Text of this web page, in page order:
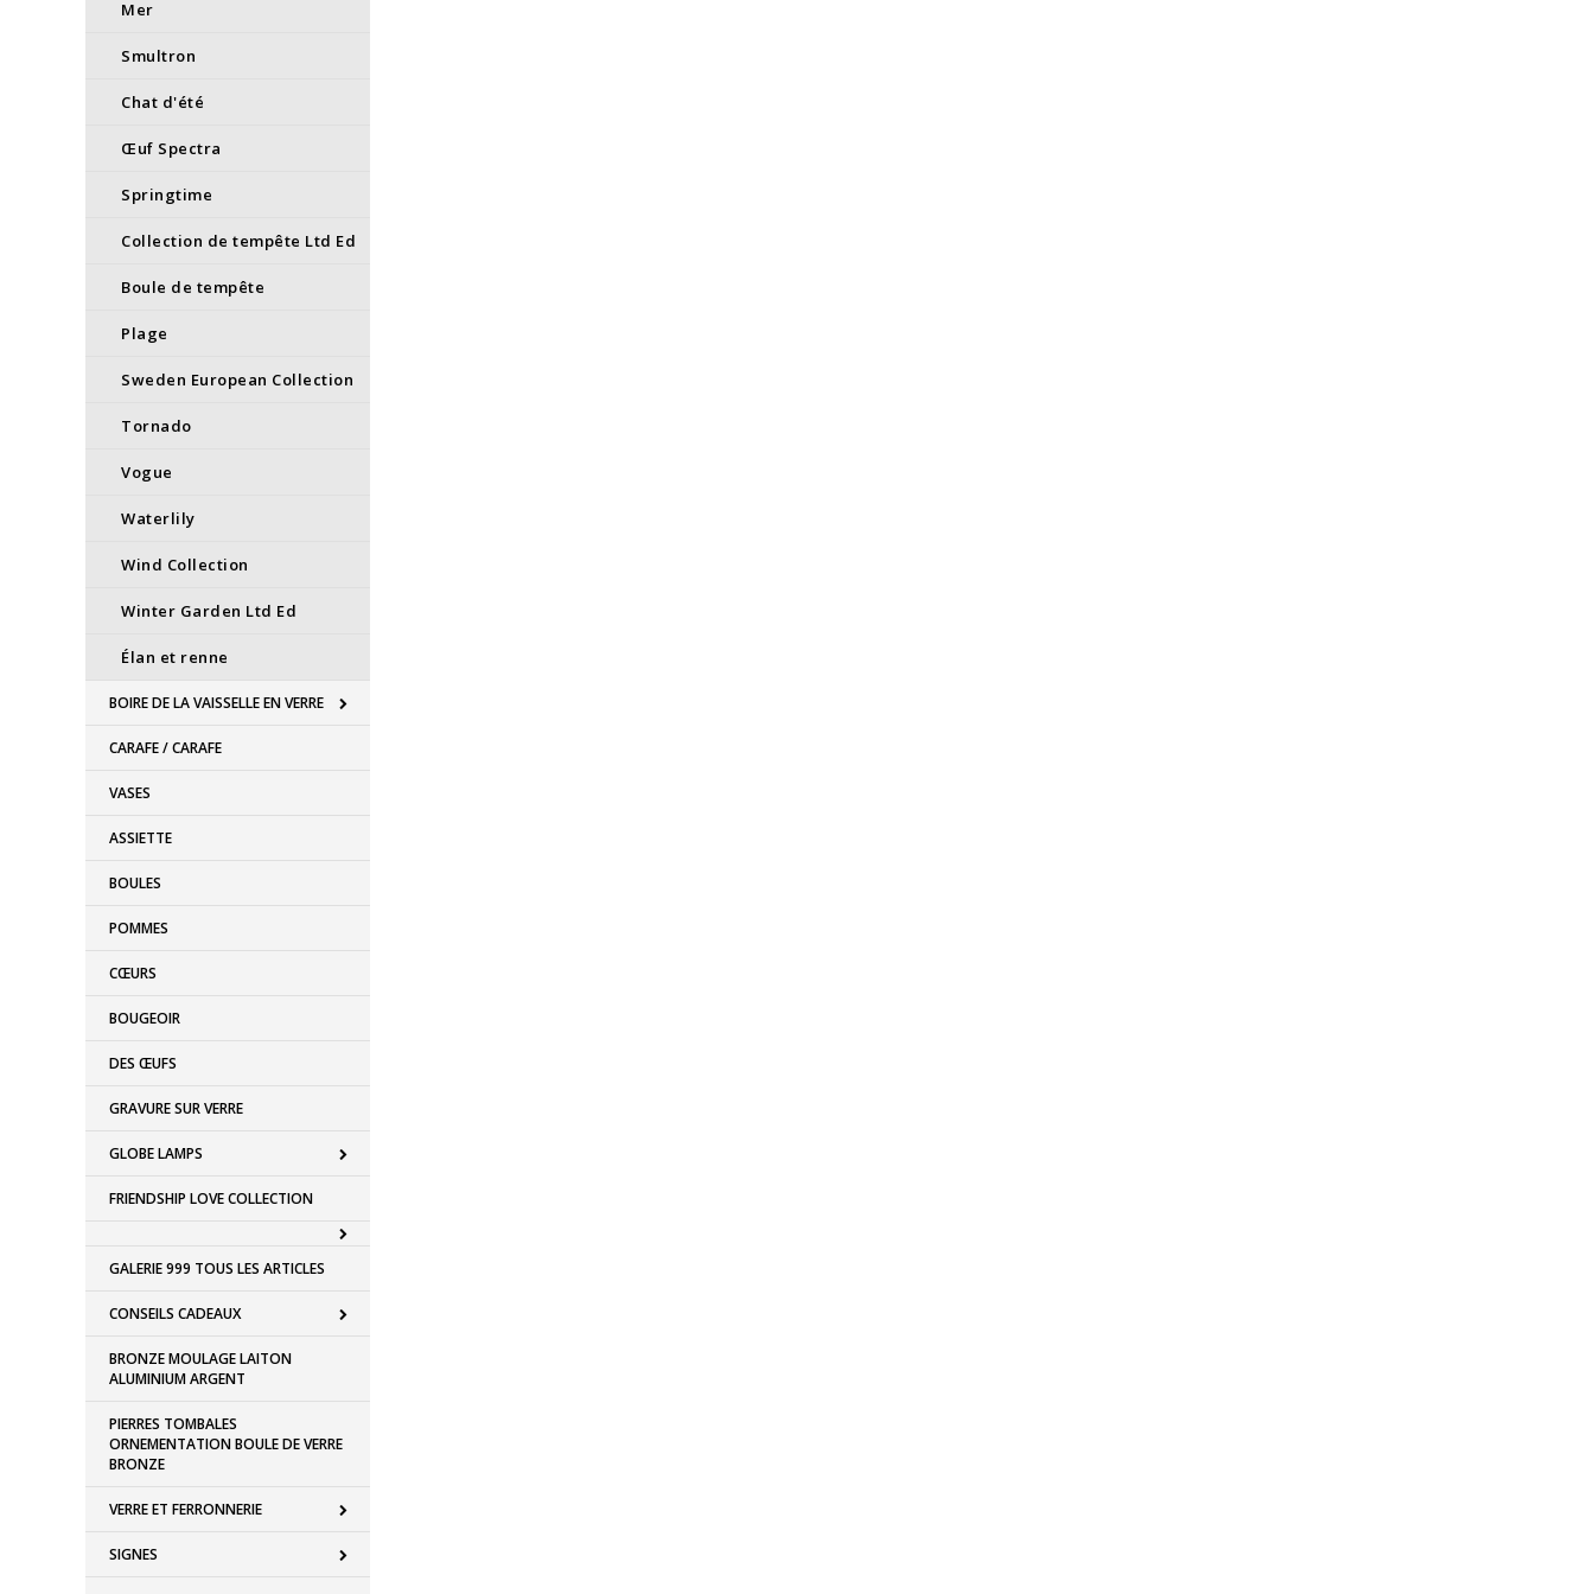
Mer
Smultron
Chat d'été
Œuf Spectra
Springtime
Collection de tempête Ltd Ed
Boule de tempête
Plage
Sweden European Collection
Tornado
Vogue
Waterlily
Wind Collection
Winter Garden Ltd Ed
Élan et renne
BOIRE DE LA VAISSELLE EN VERRE
CARAFE / CARAFE
VASES
ASSIETTE
BOULES
POMMES
CŒURS
BOUGEOIR
DES ŒUFS
GRAVURE SUR VERRE
GLOBE LAMPS
FRIENDSHIP LOVE COLLECTION
GALERIE 999 TOUS LES ARTICLES
CONSEILS CADEAUX
BRONZE MOULAGE LAITON
ALUMINIUM ARGENT
PIERRES TOMBALES
ORNEMENTATION BOULE DE VERRE
BRONZE
VERRE ET FERRONNERIE
SIGNES